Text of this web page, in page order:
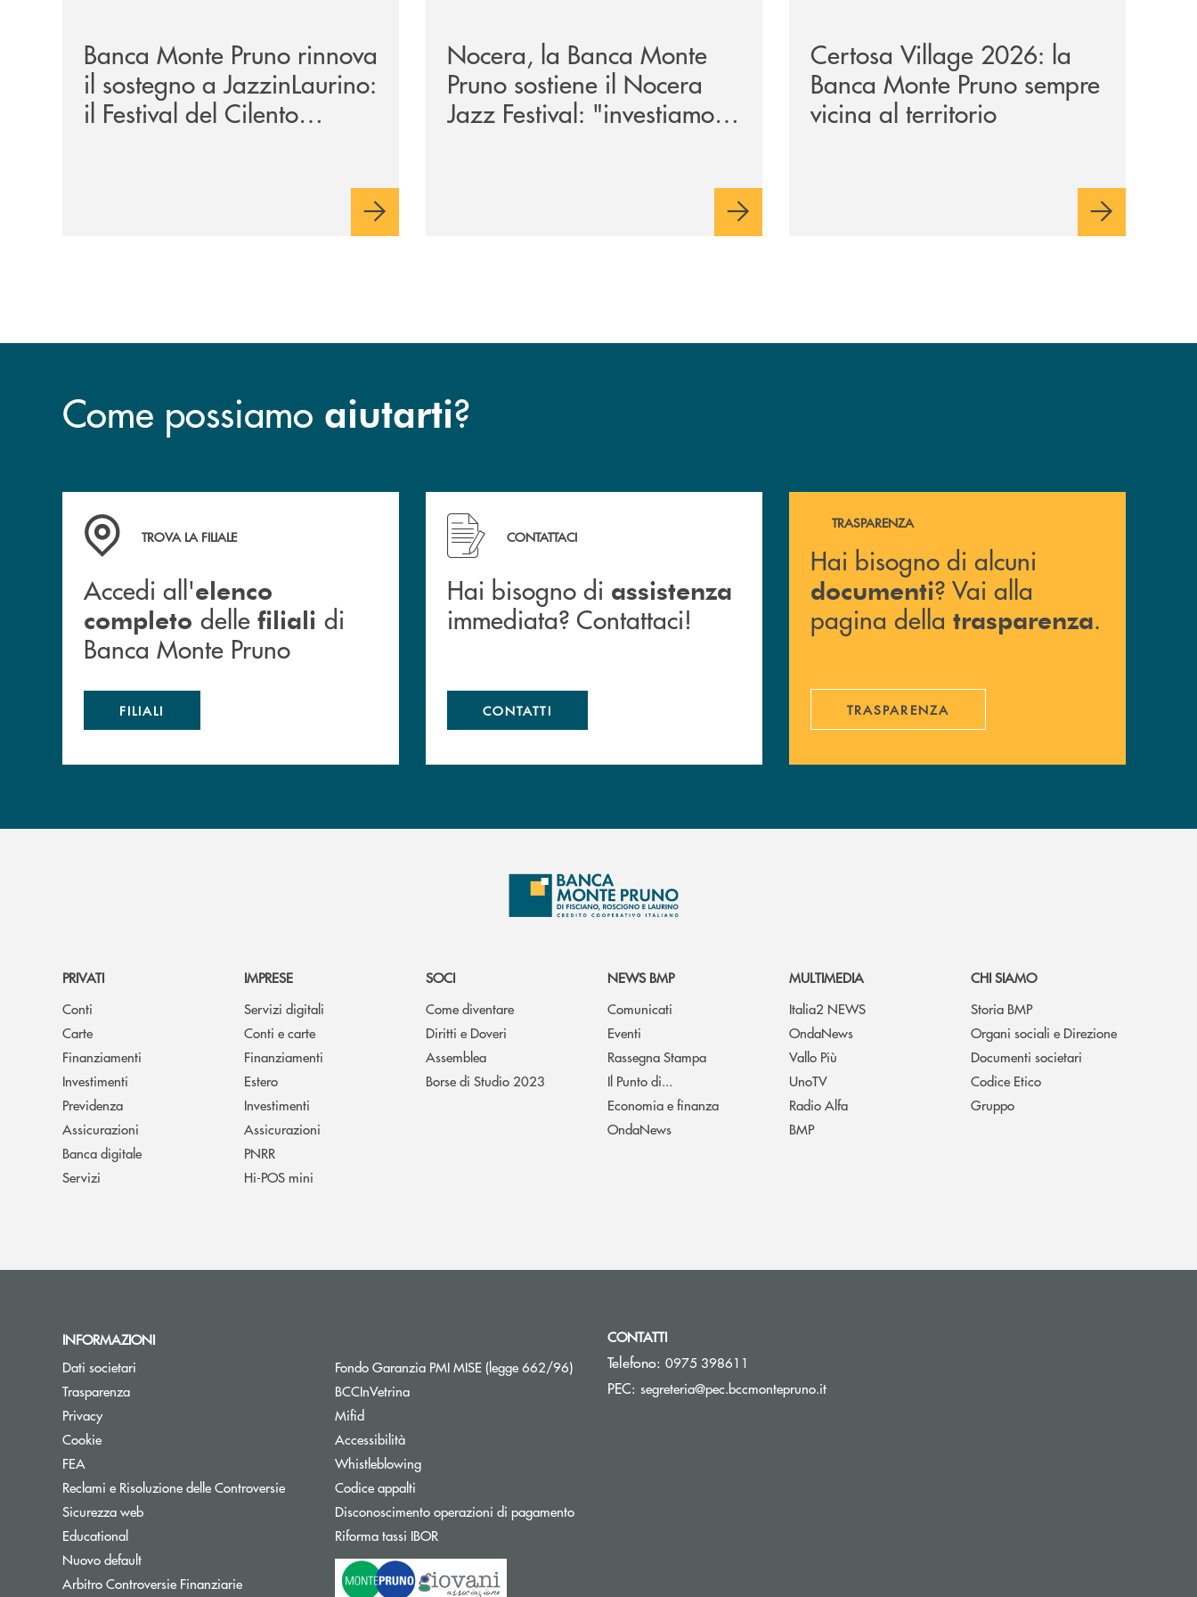
Banca Monte Pruno rinnova
il sostegno a JazzinLaurino:
il Festival del Cilento
Nocera, la Banca Monte
Pruno sostiene il Nocera
Jazz Festival: "investiamo
Certosa Village 2026: la
Banca Monte Pruno sempre
vicina al territorio
Come possiamo aiutarti?
Accedi all' elenco completo&nbsp; delle&nbsp; filiali&nbsp; di Banca Monte Pruno
TROVA LA FILIALE
Accedi all'elenco
completo delle filiali di
Banca Monte Pruno
FILIALI
Hai bisogno di assistenza immediata? Contattaci!
CONTATTACI
Hai bisogno di assistenza
immediata? Contattaci!
CONTATTI
Hai bisogno di alcuni documenti ? Vai alla pagina della
TRASPARENZA
Hai bisogno di alcuni
documenti? Vai alla
pagina della trasparenza.
TRASPARENZA
PRIVATI
Conti
Carte
Finanziamenti
Investimenti
Previdenza
Assicurazioni
Banca digitale
Servizi
IMPRESE
Servizi digitali
Conti e carte
Finanziamenti
Estero
Investimenti
Assicurazioni
PNRR
Hi-POS mini
SOCI
Come diventare
Diritti e Doveri
Assemblea
Borse di Studio 2023
NEWS BMP
Comunicati
Eventi
Rassegna Stampa
Il Punto di...
Economia e finanza
OndaNews
MULTIMEDIA
Italia2 NEWS
OndaNews
Vallo Più
UnoTV
Radio Alfa
BMP
CHI SIAMO
Storia BMP
Organi sociali e Direzione
Documenti societari
Codice Etico
Gruppo
INFORMAZIONI
Dati societari
Trasparenza
Privacy
Cookie
FEA
Reclami e Risoluzione delle Controversie
Sicurezza web
Educational
Nuovo default
Arbitro Controversie FinanziarieApre una nuova finestra
Fondo Garanzia PMI MISE (legge 662/96)Apre una nuova finestra
BCCInVetrina
Mifid
Accessibilità
Whistleblowing
Codice appalti
Disconoscimento operazioni di pagamento
Riforma tassi IBORApre una nuova finestra
CONTATTI
Telefono: 0975 398611
PEC: segreteria@pec.bccmontepruno.it(si apre l’app di posta elettronica)